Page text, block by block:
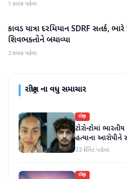
1 કલાક પહેલા
રાષ્ટ્રીય
કાવડ યાત્રા દરમિયાન SDRF સતર્ક,
શિવભક્તોને બચાવ્યા
2 કલાક પહેલા
રાષ્ટ્રીયના વધુ સમાચાર
રાષ્ટ્રીય
ટોરોન્ટોમાં
હત્યાના આરોપીને
ધરપકડ કરવામાં
33 મિનિટ પહેલા
રાષ્ટ્રીય